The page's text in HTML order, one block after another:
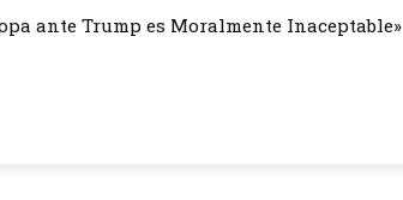
ante Trump es Moralmente Inaceptable»